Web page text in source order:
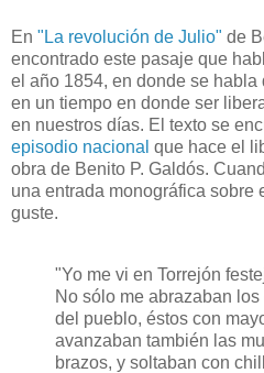
En "La revolución de Julio" de
encontrado este pasaje que
el año 1854, en donde se
en un tiempo en donde ser
en nuestros días. El texto se
episodio nacional que hace el
obra de Benito P. Galdós.
una entrada monográfica sobre
guste.
"Yo me vi en Torrejón
No sólo me abrazaban
del pueblo, éstos con
avanzaban también las
brazos, y soltaban con